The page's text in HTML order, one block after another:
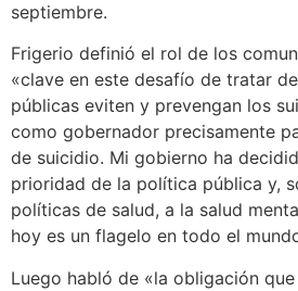
septiembre.
Frigerio definió el rol de los
«clave en este desafío de tratar
públicas eviten y prevengan los
como gobernador precisamente
de suicidio. Mi gobierno ha
prioridad de la política pública y,
políticas de salud, a la salud
hoy es un flagelo en todo el
Luego habló de «la obligación